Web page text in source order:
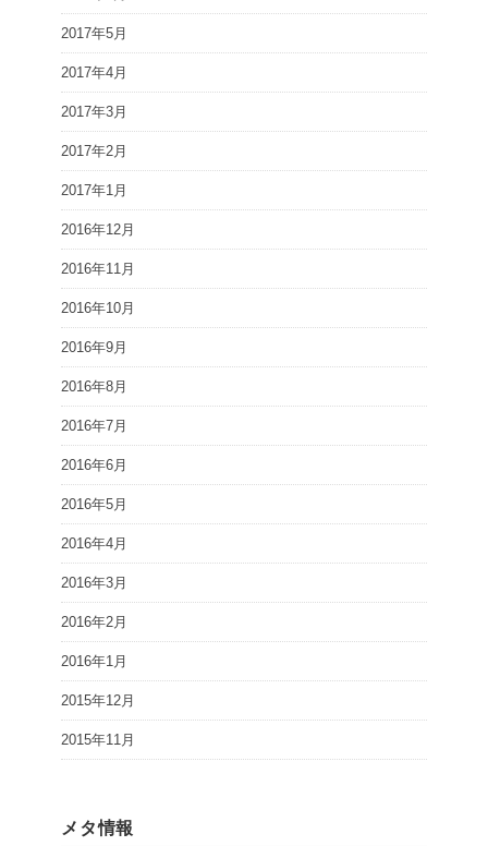
2017年5月
2017年4月
2017年3月
2017年2月
2017年1月
2016年12月
2016年11月
2016年10月
2016年9月
2016年8月
2016年7月
2016年6月
2016年5月
2016年4月
2016年3月
2016年2月
2016年1月
2015年12月
2015年11月
メタ情報